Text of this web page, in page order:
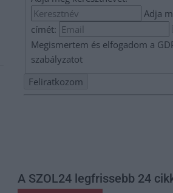
Adja
címét:
Megismertem és elfogadom a
szabályzatot
A SZOL24 legfrissebb 24